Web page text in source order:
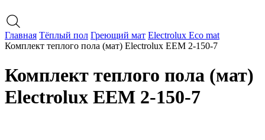
Главная Тёплый пол Греющий мат Electrolux Eco mat
Комплект теплого пола (мат) Electrolux EEM 2-150-7
Комплект теплого пола (мат)
Electrolux EEM 2-150-7